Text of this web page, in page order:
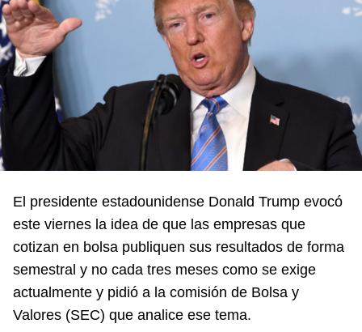
El presidente estadounidense Donald Trump evocó
este viernes la idea de que las empresas que
cotizan en bolsa publiquen sus resultados de forma
semestral y no cada tres meses como se exige
actualmente y pidió a la comisión de Bolsa y
Valores (SEC) que analice ese tema.